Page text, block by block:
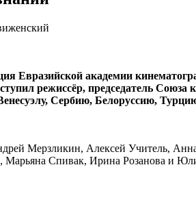
Евразийской академии
режиссёр, председатель
Сербию, Белоруссию,
Мерзликин, Алексей Учитель,
Марьяна Спивак, Ирина Розанова и